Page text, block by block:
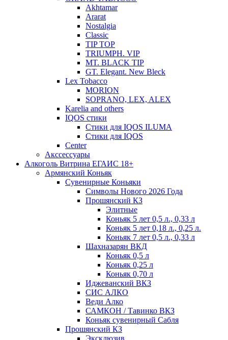
Akhtamar
Ararat
Nostalgia
Classic
TIP TOP
TRIUMPH. VIP
MT. BLACK TIP
GT. Elegant. New Bleck
Lex Tobacco
MORION
SOPRANO, LEX, ALEX
Karelia and others
IQOS стики
Стики для IQOS ILUMA
Стики для IQOS
Сenter
Акссессуары
Алкоголь Витрина ЕГАИС 18+
Армянский Коньяк
Сувенирные Коньяки
Символы Нового 2026 Года
Прошянский КЗ
Элитные
Коньяк 5 лет 0,5 л., 0,33 л
Коньяк 5 лет 0,18 л., 0,25 л.
Коньяк 7 лет 0,5 л., 0,33 л
Шахназарян ВКД
Коньяк 0,5 л
Коньяк 0,25 л
Коньяк 0,70 л
Иджеванский ВКЗ
СИС АЛКО
Веди Алко
САМКОН / Тавинко ВКЗ
Коньяк сувенирный Сабля
Прошянский КЗ
Эксклюзив